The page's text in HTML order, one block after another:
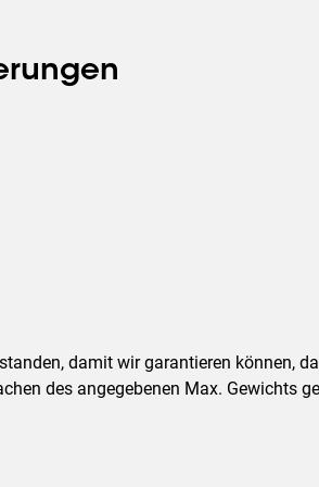
Als Bodenlösung
Sie Präzision mit
die perfekt zu Ihnen
werden kann. Ein
leicht zu
damit wir garantieren können,
des angegebenen Max. Gewichts